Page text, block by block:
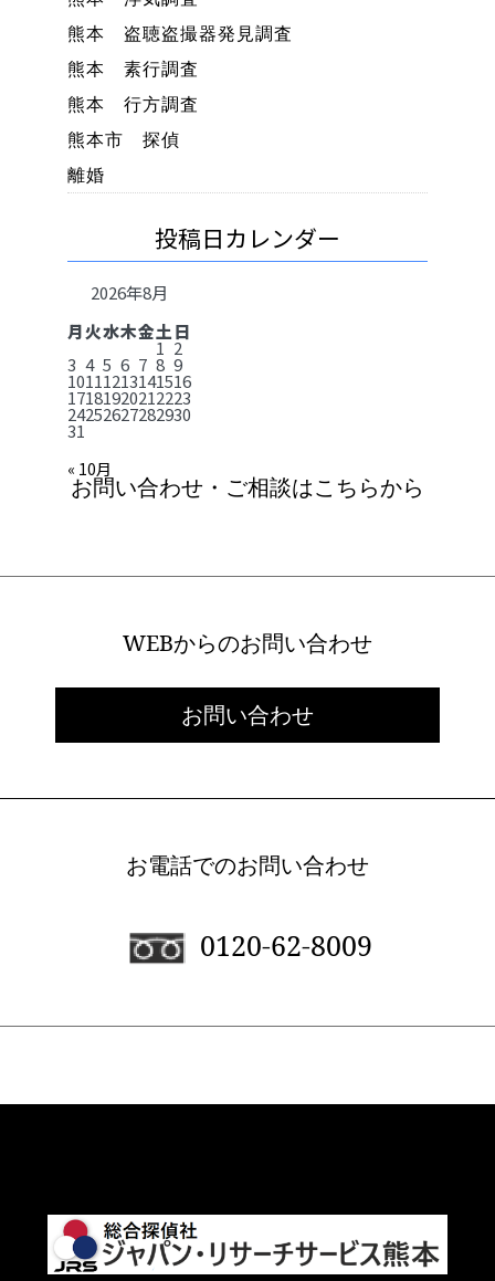
熊本 盗聴盗撮器発見調査
熊本 素行調査
熊本 行方調査
熊本市 探偵
離婚
投稿日カレンダー
2026年8月
月火水木金土日
1 2
3 4 5 6 7 8 9
10111213141516
17181920212223
24252627282930
31
« 10月
お問い合わせ・ご相談はこちらから
WEBからのお問い合わせ
お問い合わせ
お電話でのお問い合わせ
0120-62-8009